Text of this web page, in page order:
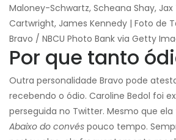
Maloney-Schwartz, Scheana Shay,
Cartwright, James Kennedy | Foto de
Bravo / NBCU Photo Bank via Getty
Por que tanto
Outra personalidade Bravo pode
recebendo o ódio. Caroline Bedol foi
perseguida no Twitter. Mesmo que
Abaixo do convés pouco tempo.